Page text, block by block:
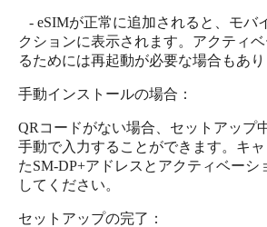
- eSIMが正常に追加されると、モバ
クションに表示されます。アクティ
るためには再起動が必要な場合もあり
手動インストールの場合：
QRコードがない場合、セットアップ
手動で入力することができます。キ
たSM-DP+アドレスとアクティベーシ
してください。
セットアップの完了：